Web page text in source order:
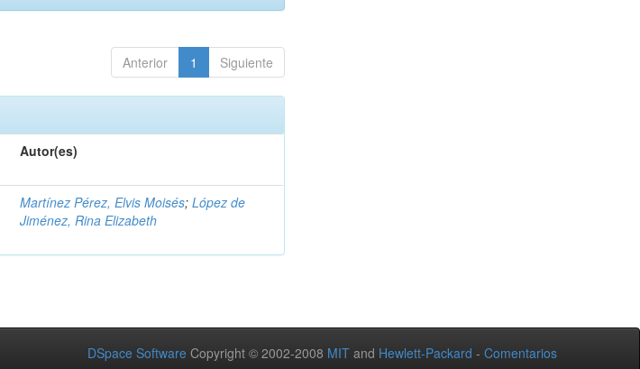
Anterior 1 Siguiente
Autor(es)
Martínez Pérez, Elvis Moisés;López de
Jiménez, Rina Elizabeth
DSpace Software Copyright © 2002-2008 MIT and Hewlett-Packard - Comentarios